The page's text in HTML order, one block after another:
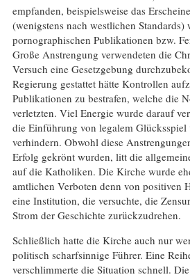
empfanden, beispielsweise das
(wenigstens nach westlichen Standards)
pornographischen Publikationen bzw.
Große Anstrengung verwendeten die
Versuch eine Gesetzgebung
Regierung gestattet hätte Kontrollen
Publikationen zu bestrafen, welche die
verletzten. Viel Energie wurde darauf
die Einführung von legalem Glücksspiel
verhindern. Obwohl diese
Erfolg gekrönt wurden, litt die
auf die Katholiken. Die Kirche wurde
amtlichen Verboten denn von positiven
eine Institution, die versuchte, die
Strom der Geschichte zurückzudrehen.
Schließlich hatte die Kirche auch nur
politisch scharfsinnige Führer. Eine
verschlimmerte die Situation schnell.